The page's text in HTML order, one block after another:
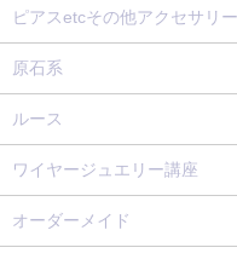
ピアスetcその他アクセサリー
原石系
ルース
ワイヤージュエリー講座
オーダーメイド